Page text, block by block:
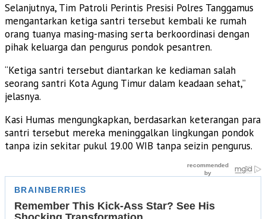
Selanjutnya, Tim Patroli Perintis Presisi Polres Tanggamus
mengantarkan ketiga santri tersebut kembali ke rumah
orang tuanya masing-masing serta berkoordinasi dengan
pihak keluarga dan pengurus pondok pesantren.
“Ketiga santri tersebut diantarkan ke kediaman salah
seorang santri Kota Agung Timur dalam keadaan sehat,”
jelasnya.
Kasi Humas mengungkapkan, berdasarkan keterangan para
santri tersebut mereka meninggalkan lingkungan pondok
tanpa izin sekitar pukul 19.00 WIB tanpa seizin pengurus.